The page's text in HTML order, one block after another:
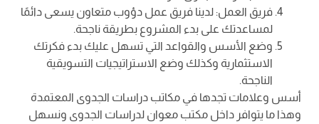
فريق العمل: لدينا فريق عمل دؤوب متعاون يسعى دائمًا
لمساعدتك على بدء المشروع بطريقة ناجحة.
وضع الأسس والقواعد التي تسهل عليك بدء فكرتك
الاستثمارية وكذلك وضع الاستراتيجيات التسويقية
الناجحة.
أسس وعلامات تجدها في مكاتب دراسات الجدوى المعتمدة
وهذا ما يتوافر داخل مكتب معوان لدراسات الجدوى ونسهل